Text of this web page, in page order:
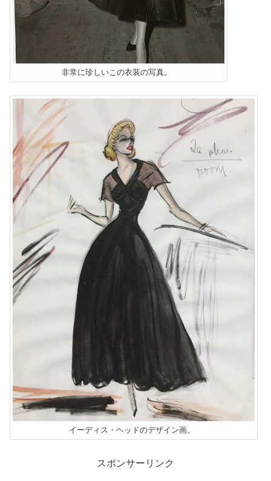
非常に珍しいこの衣装の写真。
イーディス・ヘッドのデザイン画。
スポンサーリンク